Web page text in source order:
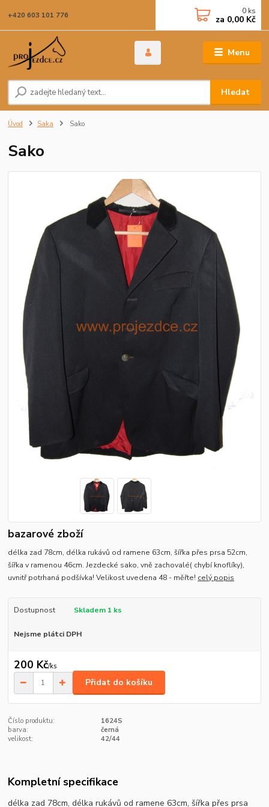
Menu
Hledat
+420 603 101 776 0 ks
za 0,00 Kč
Úvod Saka Sako
Sako
bazarové zboží
délka zad 78cm, délka rukávů od ramene 63cm, šířka přes prsa 52cm,
šířka v ramenou 46cm. Jezdecké sako, vně zachovalé( chybí knoflíky),
uvnitř potrhaná podšívka! Velikost uvedena 48 - měřte! celý popis
Dostupnost Skladem 1 ks
Nejsme plátci DPH
200 Kč/ks
Přidat do košíku
Číslo produktu:
1624S
barva:
černá
velikost:
42/44
Kompletní specifikace
délka zad 78cm, délka rukávů od ramene 63cm, šířka přes prsa